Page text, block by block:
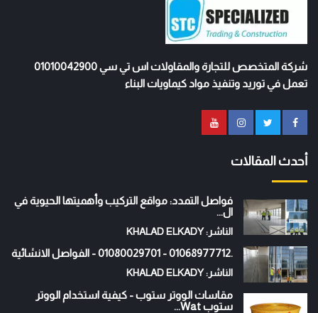
شركة المتخصص للتجارة والمقاولات اس تي سي 01010042900
تعمل في توريد وتنفيذ مواد كيماويات البناء
أحدث المقالات
فواصل التمدد: مواقع التركيب وأهميتها الحيوية في
ال...
الناشر: KHALAD ELKADY
.01068977712 - 01080029701 - الفواصل الانشائية
الناشر: KHALAD ELKADY
مقاسات الووتر ستوب - كيفية استخدام الووتر
ستوب Wat...